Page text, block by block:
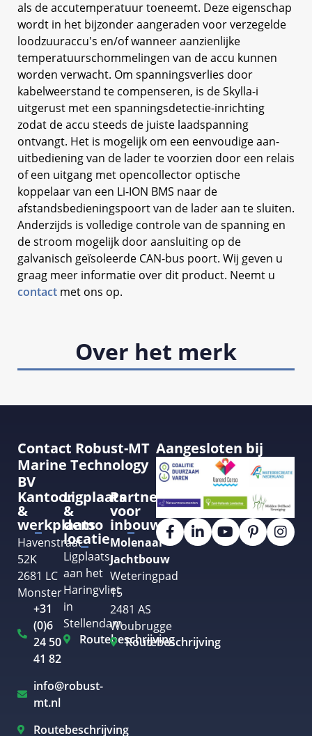
Over het merk
als de accutemperatuur toeneemt. Deze eigenschap
wordt in het bijzonder aangeraden voor verzegelde
loodzuuraccu's en/of wanneer aanzienlijke
temperatuurschommelingen van de accu kunnen
worden verwacht. Om spanningsverlies door
kabelweerstand te compenseren, is de Skylla-i
uitgerust met een spanningsdetectie-inrichting
zodat de accu steeds de juiste laadspanning
ontvangt. Het is mogelijk om een eenvoudige aan-
uitbediening van de lader te voorzien door een relais
of een uitgang met opencollector optische
koppelaar van een Li-ION BMS naar de
afstandsbedieningspoort van de lader aan te sluiten.
Anderzijds is volledige controle van de spanning en
de stroom mogelijk door aansluiting op de
galvanisch geïsoleerde CAN-bus poort. Wij geven u
graag meer informatie over dit product. Neemt u
contact met ons op.
Contact Robust-MT
Marine Technology
BV
Kantoor
&
werkplaats
Havenstraat
52K
2681 LC
Monster
+31
(0)6
24 50
41 82
info@robust-
mt.nl
Routebeschrijving
Ligplaats
&
demo
locatie
Ligplaats
aan het
Haringvliet
in
Stellendam
Routebeschrijving
Partner
voor
inbouw
Molenaar
Jachtbouw
Weteringpad
15
2481 AS
Woubrugge
Routebeschrijving
Aangesloten bij